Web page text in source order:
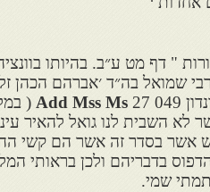
" דף מט ע״ב. בהיותו
שמואל בה״ד ׳אברהם הכהן
27
לא השבית לנו גואל להאיר
אשר בסדר זה אשר הם קשי
בדבריהם ולכן בראותי
שמי.